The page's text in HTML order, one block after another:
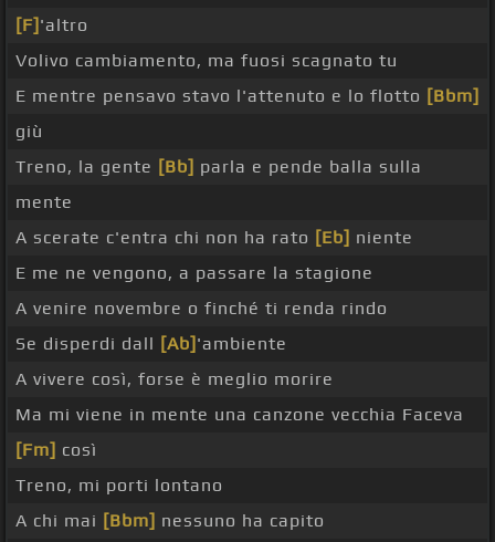
[F] 'altro
Volivo cambiamento, ma fuosi scagnato tu
E mentre pensavo stavo l'attenuto e lo flotto [Bbm]
giù
Treno, la gente [Bb] parla e pende balla sulla
mente
A scerate c'entra chi non ha rato [Eb] niente
E me ne vengono, a passare la stagione
A venire novembre o finché ti renda rindo
Se disperdi dall [Ab] 'ambiente
A vivere così, forse è meglio morire
Ma mi viene in mente una canzone vecchia Faceva
[Fm] così
Treno, mi porti lontano
A chi mai [Bbm] nessuno ha capito